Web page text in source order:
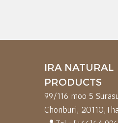
IRA NATURAL
PRODUCTS
99/116 moo 5
Chonburi, 20110,